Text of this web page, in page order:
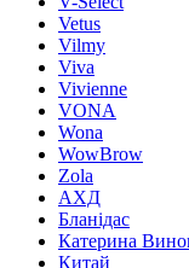
Vetus
Vilmy
Viva
Vivienne
VONA
Wona
WowBrow
Zola
АХД
Бланідас
Катерина
Китай